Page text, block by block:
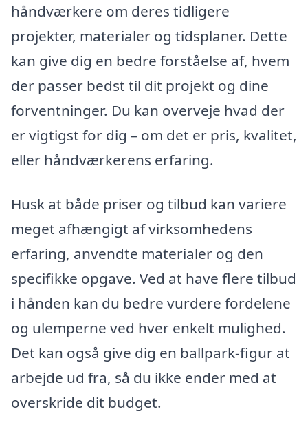
håndværkere om deres tidligere
projekter, materialer og tidsplaner. Dette
kan give dig en bedre forståelse af, hvem
der passer bedst til dit projekt og dine
forventninger. Du kan overveje hvad der
er vigtigst for dig – om det er pris, kvalitet,
eller håndværkerens erfaring.
Husk at både priser og tilbud kan variere
meget afhængigt af virksomhedens
erfaring, anvendte materialer og den
specifikke opgave. Ved at have flere tilbud
i hånden kan du bedre vurdere fordelene
og ulemperne ved hver enkelt mulighed.
Det kan også give dig en ballpark-figur at
arbejde ud fra, så du ikke ender med at
overskride dit budget.